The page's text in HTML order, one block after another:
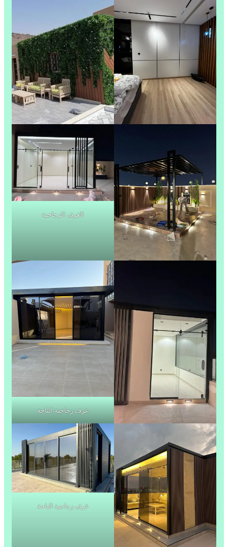
الغرف الزجاجية
غرف زجاجية الباحة
غرف زجاجية الباحة